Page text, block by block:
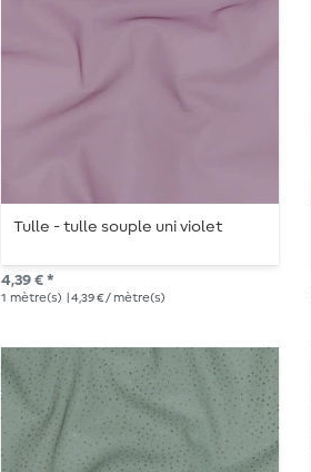
Tulle - tulle souple uni violet
4,39 € *
1 mètre(s) | 4,39 € / mètre(s)